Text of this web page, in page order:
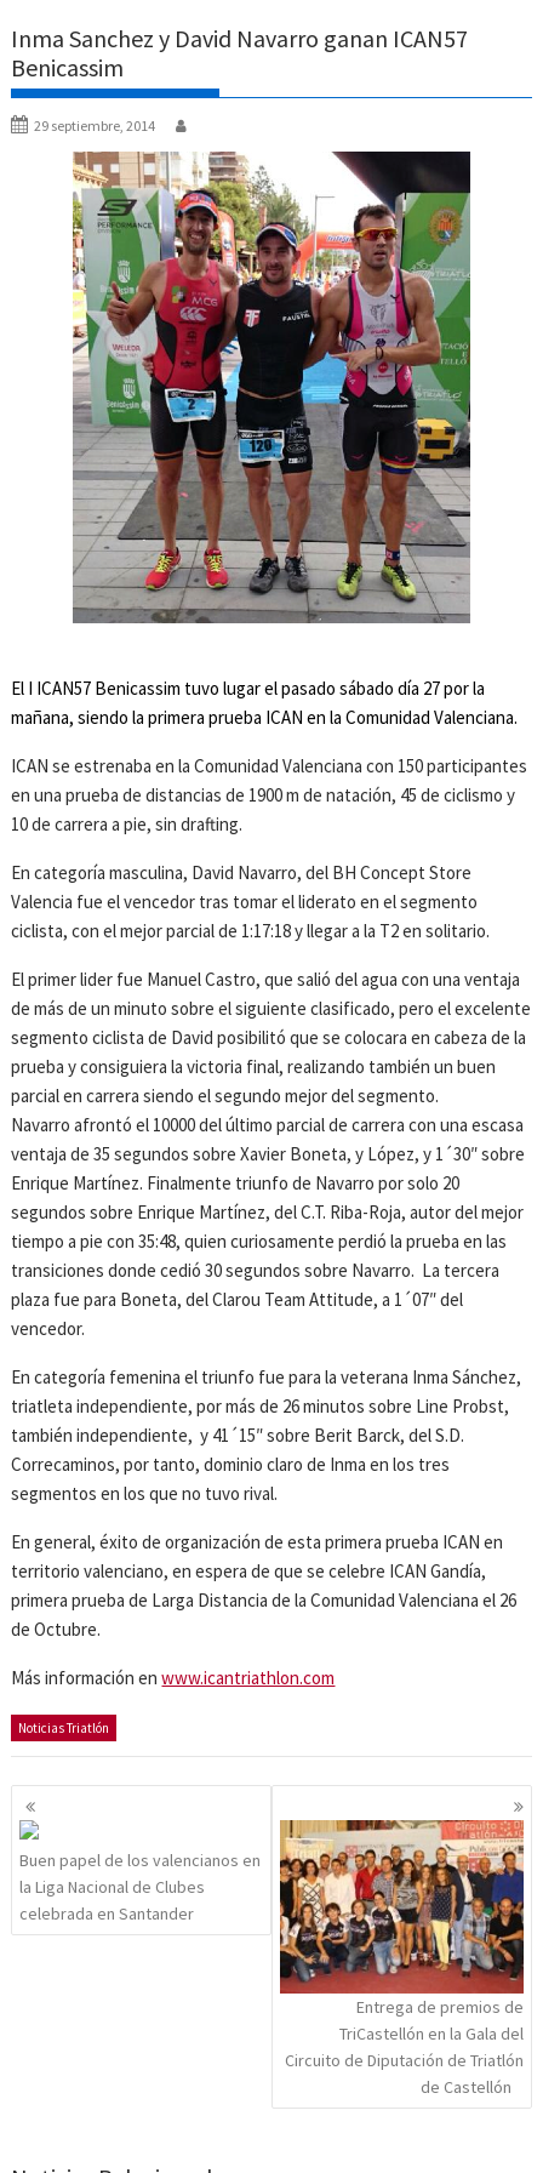
Inma Sanchez y David Navarro ganan ICAN57
Benicassim
29 septiembre, 2014
El I ICAN57 Benicassim tuvo lugar el pasado sábado día 27 por la
mañana, siendo la primera prueba ICAN en la Comunidad Valenciana.
ICAN se estrenaba en la Comunidad Valenciana con 150 participantes
en una prueba de distancias de 1900 m de natación, 45 de ciclismo y
10 de carrera a pie, sin drafting.
En categoría masculina, David Navarro, del BH Concept Store
Valencia fue el vencedor tras tomar el liderato en el segmento
ciclista, con el mejor parcial de 1:17:18 y llegar a la T2 en solitario.
El primer lider fue Manuel Castro, que salió del agua con una ventaja
de más de un minuto sobre el siguiente clasificado, pero el excelente
segmento ciclista de David posibilitó que se colocara en cabeza de la
prueba y consiguiera la victoria final, realizando también un buen
parcial en carrera siendo el segundo mejor del segmento.
Navarro afrontó el 10000 del último parcial de carrera con una escasa
ventaja de 35 segundos sobre Xavier Boneta, y López, y 1´30″ sobre
Enrique Martínez. Finalmente triunfo de Navarro por solo 20
segundos sobre Enrique Martínez, del C.T. Riba-Roja, autor del mejor
tiempo a pie con 35:48, quien curiosamente perdió la prueba en las
transiciones donde cedió 30 segundos sobre Navarro. La tercera
plaza fue para Boneta, del Clarou Team Attitude, a 1´07″ del
vencedor.
En categoría femenina el triunfo fue para la veterana Inma Sánchez,
triatleta independiente, por más de 26 minutos sobre Line Probst,
también independiente, y 41´15″ sobre Berit Barck, del S.D.
Correcaminos, por tanto, dominio claro de Inma en los tres
segmentos en los que no tuvo rival.
En general, éxito de organización de esta primera prueba ICAN en
territorio valenciano, en espera de que se celebre ICAN Gandía,
primera prueba de Larga Distancia de la Comunidad Valenciana el 26
de Octubre.
Más información enwww.icantriathlon.com
Noticias Triatlón
Navegación
de
entradas
Buen papel de los valencianos en
la Liga Nacional de Clubes
celebrada en Santander
Entrega de premios de
TriCastellón en la Gala del
Circuito de Diputación de Triatlón
de Castellón